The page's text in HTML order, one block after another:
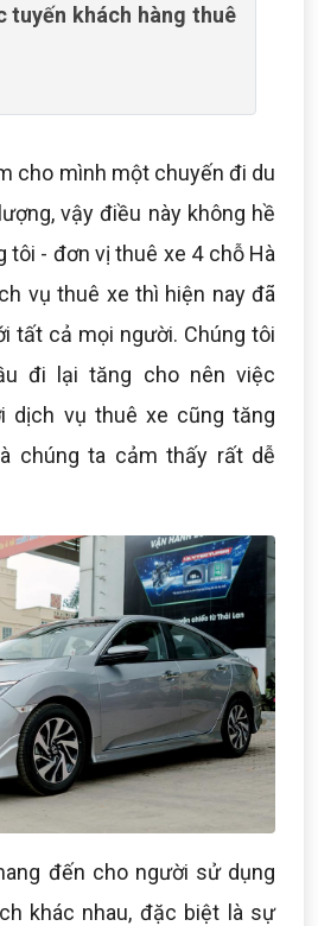
tuyến khách hàng thuê
cho mình một chuyến đi du
vậy điều này không hề
tôi - đơn vị thuê xe 4 chỗ Hà
vụ thuê xe thì hiện nay đã
tất cả mọi người. Chúng tôi
đi lại tăng cho nên việc
dịch vụ thuê xe cũng tăng
chúng ta cảm thấy rất dễ
đến cho người sử dụng
khác nhau, đặc biệt là sự